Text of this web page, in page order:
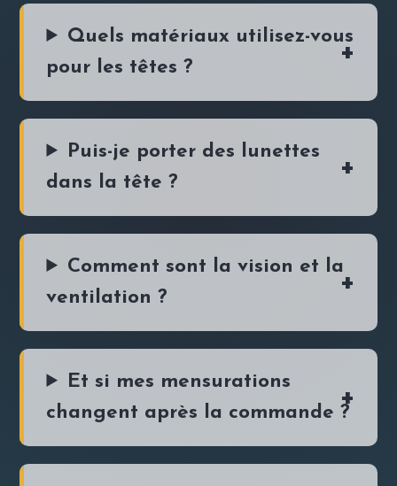
Quels matériaux utilisez-vous
pour les têtes ?
Puis-je porter des lunettes
dans la tête ?
Comment sont la vision et la
ventilation ?
Et si mes mensurations
changent après la commande ?